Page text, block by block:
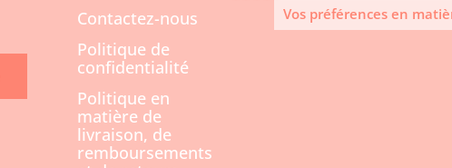
Contactez-nous
Politique de
confidentialité
Politique en
matière de
livraison, de
remboursements
Vos préférences en